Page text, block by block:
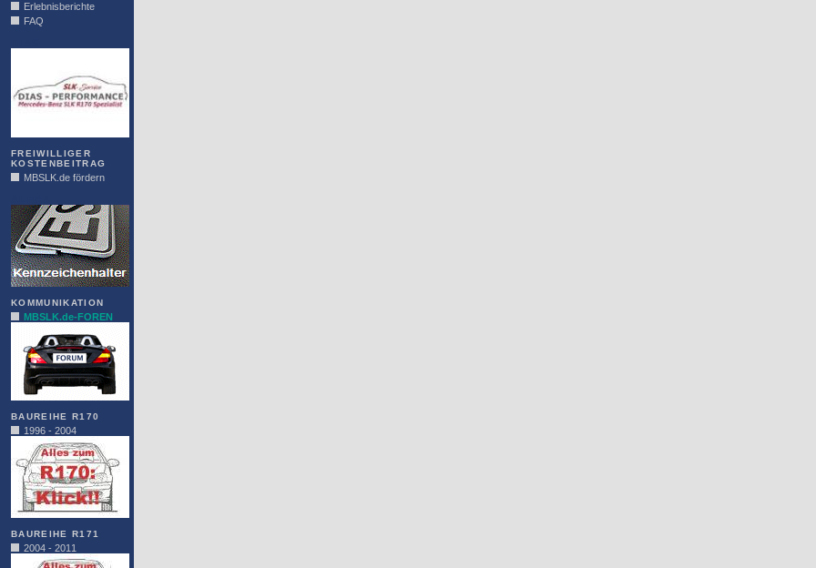
Erlebnisberichte
FAQ
FREIWILLIGER
KOSTENBEITRAG
MBSLK.de fördern
KOMMUNIKATION
MBSLK.de-FOREN
BAUREIHE R170
1996 - 2004
BAUREIHE R171
2004 - 2011